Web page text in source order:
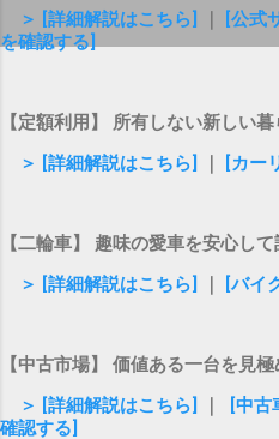
＞ [詳細解説はこちら]
[公式
を確認する]
【定額利用】 所有しない新しい
＞ [詳細解説はこちら]
[カー
【二輪車】 趣味の愛車を安心し
＞ [詳細解説はこちら]
[バイ
【中古市場】 価値ある一台を見
＞ [詳細解説はこちら]
[中古
確認する]